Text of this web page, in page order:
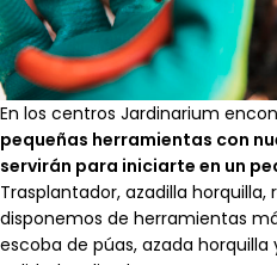
En los centros Jardinarium
pequeñas herramientas con
servirán para iniciarte en un
Trasplantador, azadilla
disponemos de herramientas
escoba de púas, azada